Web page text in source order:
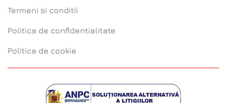
Termeni si conditii
Politica de confidentialitate
Politica de cookie